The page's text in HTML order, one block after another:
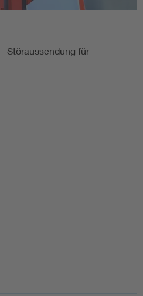
Kontext der Normung
Ressourceneffizienz
Störaussendung für